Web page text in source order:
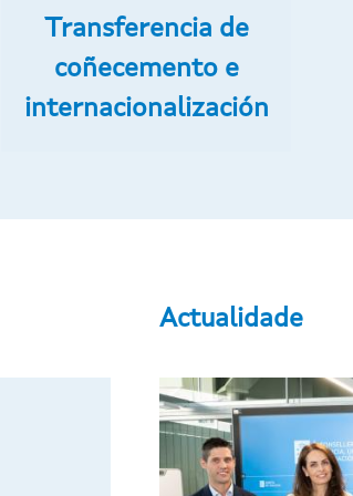
Transferencia de
coñecemento e
internacionalización
Ir o contido principal
Actualidade